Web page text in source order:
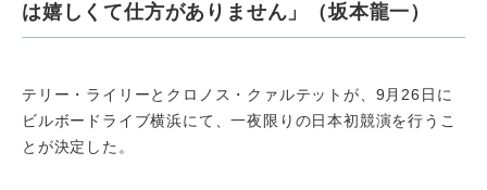
は嬉しくて仕方がありません」（坂本龍一）
テリー・ライリーとクロノス・クァルテットが、9月26日に
ビルボードライブ横浜にて、一夜限りの日本初競演を行うこ
とが決定した。